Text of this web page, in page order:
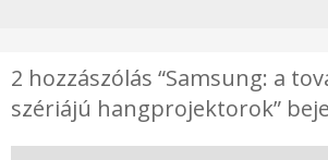
2 hozzászólás “Samsung: a
szériájú hangprojektorok”